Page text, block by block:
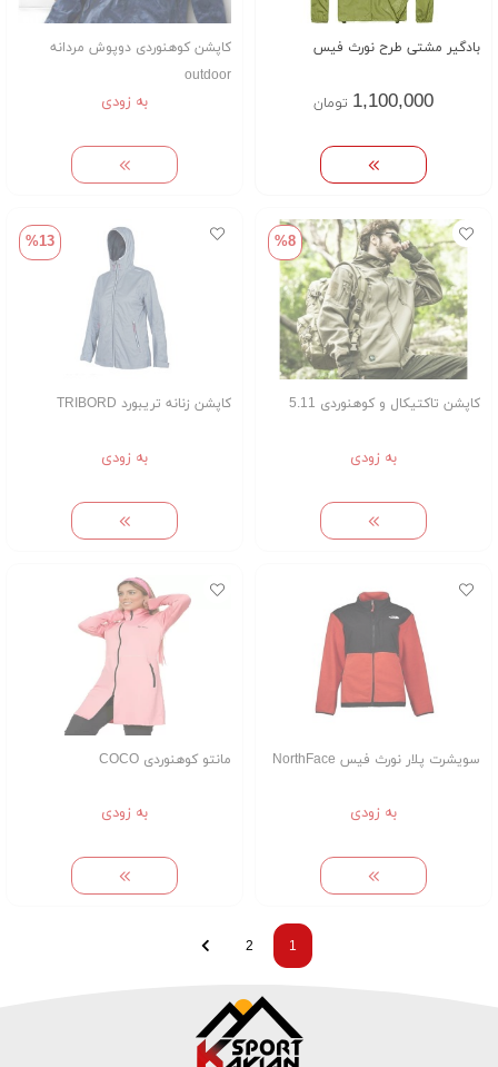
بادگیر مشتی طرح نورث فیس
1,100,000 تومان
کاپشن کوهنوردی دوپوش مردانه
outdoor
به زودی
%8
کاپشن تاکتیکال و کوهنوردی 5.11
به زودی
%13
کاپشن زنانه تریبورد TRIBORD
به زودی
سویشرت پلار نورث فیس NorthFace
به زودی
مانتو کوهنوردی COCO
به زودی
1
2